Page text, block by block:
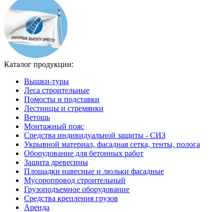
Каталог продукции:
Вышки-туры
Леса строительные
Помосты и подставки
Лестницы и стремянки
Ветошь
Монтажный пояс
Средства индивидуальной защиты - СИЗ
Укрывной материал, фасадная сетка, тенты, полога
Оборудование для бетонных работ
Защита древесины
Площадки навесные и люльки фасадные
Мусоропровод строительный
Грузоподъемное оборудование
Средства крепления грузов
Аренда